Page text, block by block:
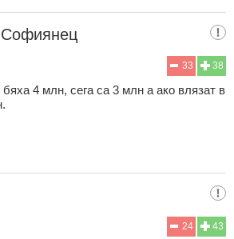
38
33
4 млн, сега са 3 млн а ако влязат в
43
24